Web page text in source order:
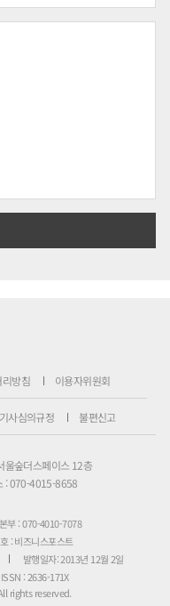
리방침 이용자위원회
기사심의규정 불편신고
울숲더스페이스 12층
: 070-4015-8658
부 : 070-4010-7078
: 비즈니스포스트
발행일자: 2013년 12월 2일
ISSN : 2636-171X
rights reserved.